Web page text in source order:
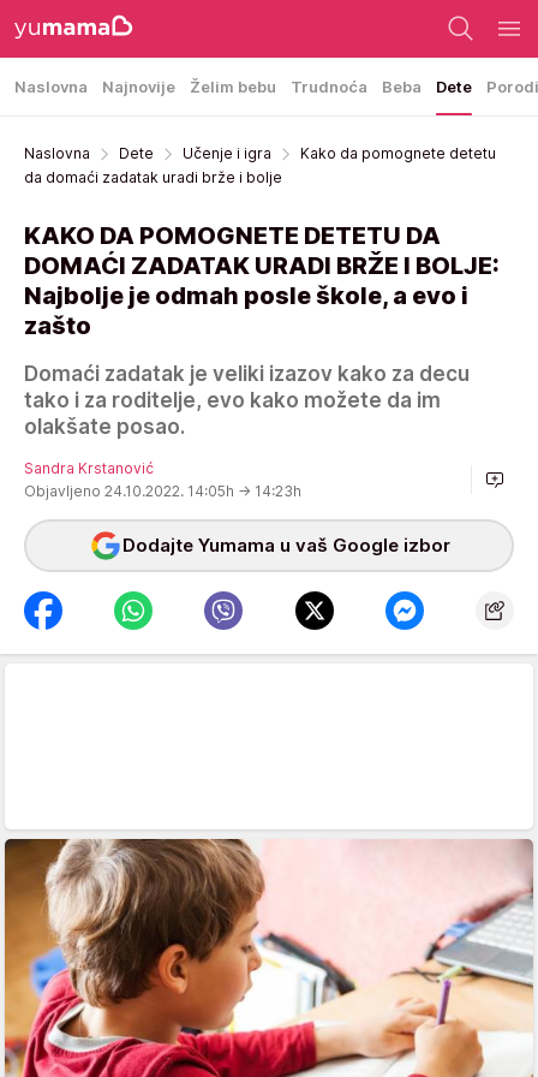
Naslovna Najnovije Želim bebu Trudnoća Beba Dete
Naslovna Dete Učenje i igra
Kako da pomognete detetu
da domaći zadatak uradi brže i bolje
KAKO DA POMOGNETE DETETU DA
DOMAĆI ZADATAK URADI BRŽE I BOLJE:
Najbolje je odmah posle škole, a evo i
zašto
Domaći zadatak je veliki izazov kako za decu
tako i za roditelje, evo kako možete da im
olakšate posao.
Sandra Krstanović
Objavljeno 24.10.2022. 14:05h → 14:23h
Dodajte Yumama u vaš Google izbor